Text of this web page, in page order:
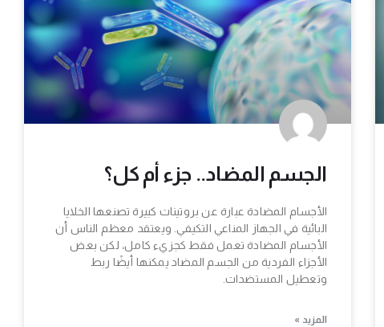
الجسم المضاد.. جزء أم كل؟
الأجسام المضادة عبارة عن بروتينات كبيرة تصنعها الخلايا
البائية في الجهاز المناعي التكيفي. ويعتقد معظم الناس أن
الأجسام المضادة تعمل فقط كجزيء كامل، لكن بعض
الأجزاء الفردية من الجسم المضاد يمكنها أيضًا ربط
وتعطيل المستضدات.
المزيد »